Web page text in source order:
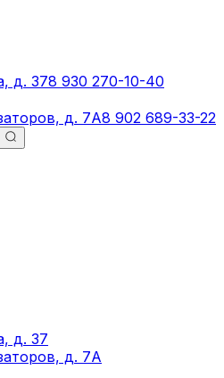
д. 378 930 270-10-40
д. 7А8 902 689-33-22
д. 37
д. 7А